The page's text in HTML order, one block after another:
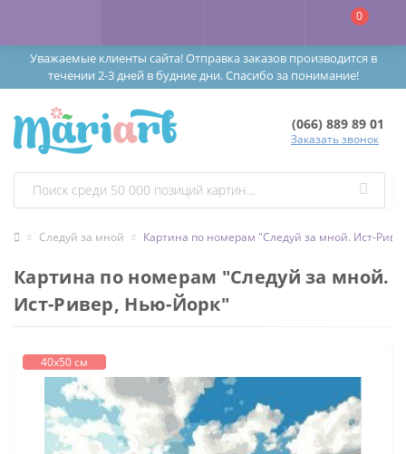
Уважаемые клиенты сайта! Отправка заказов производится в
течении 2-3 дней в будние дни. Спасибо за понимание!
0
(066) 889 89 01
Заказать звонок
Следуй за мной Картина по номерам "Следуй за мной. Ист-
Картина по номерам "Следуй за мной.
Ист-Ривер, Нью-Йорк"
40х50 см